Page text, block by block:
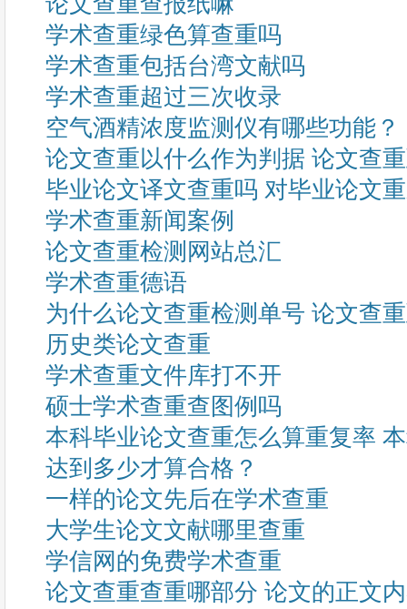
学术查重绿色算查重吗
学术查重包括台湾文献吗
学术查重超过三次收录
空气酒精浓度监测仪有哪些功能？
论文查重以什么作为判据 论文查
毕业论文译文查重吗 对毕业论文
学术查重新闻案例
论文查重检测网站总汇
学术查重德语
为什么论文查重检测单号 论文查
历史类论文查重
学术查重文件库打不开
硕士学术查重查图例吗
本科毕业论文查重怎么算重复率
达到多少才算合格？
一样的论文先后在学术查重
大学生论文文献哪里查重
学信网的免费学术查重
论文查重查重哪部分 论文的正文